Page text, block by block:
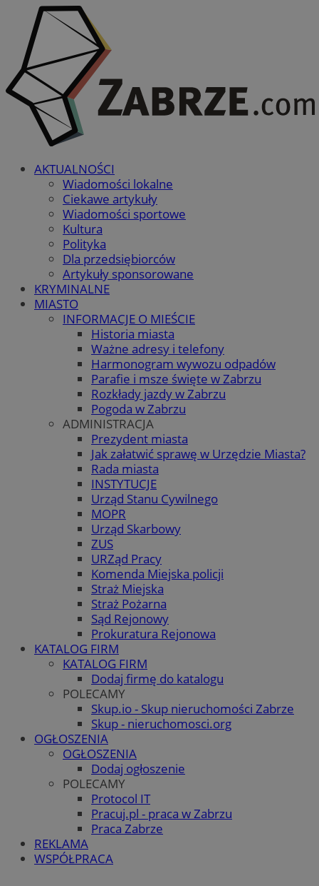
AKTUALNOŚCI
Wiadomości lokalne
Ciekawe artykuły
Wiadomości sportowe
Kultura
Polityka
Dla przedsiębiorców
Artykuły sponsorowane
KRYMINALNE
MIASTO
INFORMACJE O MIEŚCIE
Historia miasta
Ważne adresy i telefony
Harmonogram wywozu odpadów
Parafie i msze święte w Zabrzu
Rozkłady jazdy w Zabrzu
Pogoda w Zabrzu
ADMINISTRACJA
Prezydent miasta
Jak załatwić sprawę w Urzędzie Miasta?
Rada miasta
INSTYTUCJE
Urząd Stanu Cywilnego
MOPR
Urząd Skarbowy
ZUS
URZąd Pracy
Komenda Miejska policji
Straż Miejska
Straż Pożarna
Sąd Rejonowy
Prokuratura Rejonowa
KATALOG FIRM
KATALOG FIRM
Dodaj firmę do katalogu
POLECAMY
Skup.io - Skup nieruchomości Zabrze
Skup - nieruchomosci.org
OGŁOSZENIA
OGŁOSZENIA
Dodaj ogłoszenie
POLECAMY
Protocol IT
Pracuj.pl - praca w Zabrzu
Praca Zabrze
REKLAMA
WSPÓŁPRACA